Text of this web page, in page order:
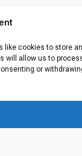
like cookies to store
will allow us to
or